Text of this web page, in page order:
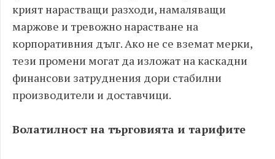
крият нарастващи разходи, намаляващи
маржове и тревожно нарастване на
корпоративния дълг. Ако не се вземат мерки,
тези промени могат да изложат на каскадни
финансови затруднения дори стабилни
производители и доставчици.
Волатилност на търговията и тарифите